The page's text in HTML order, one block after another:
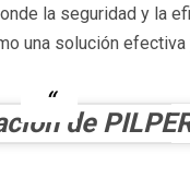
la seguridad y la
una solución
de